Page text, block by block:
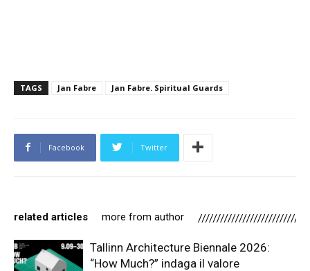
TAGS Jan Fabre Jan Fabre. Spiritual Guards
Facebook Twitter
related articles more from author
Tallinn Architecture Biennale 2026:
“How Much?” indaga il valore